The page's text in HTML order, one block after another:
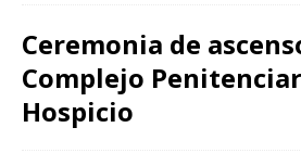
Ceremonia de
Complejo
Hospicio